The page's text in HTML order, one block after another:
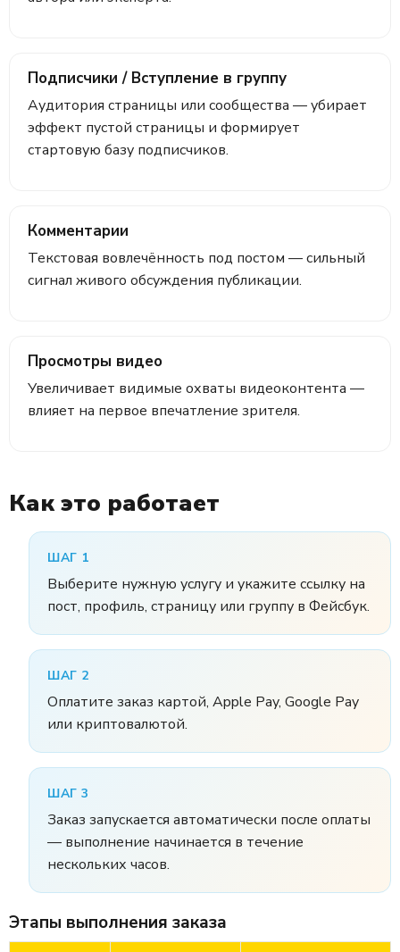
Подписчики / Вступление в группу
Аудитория страницы или сообщества — убирает
эффект пустой страницы и формирует
стартовую базу подписчиков.
Комментарии
Текстовая вовлечённость под постом — сильный
сигнал живого обсуждения публикации.
Просмотры видео
Увеличивает видимые охваты видеоконтента —
влияет на первое впечатление зрителя.
Как это работает
ШАГ 1
Выберите нужную услугу и укажите ссылку на
пост, профиль, страницу или группу в Фейсбук.
ШАГ 2
Оплатите заказ картой, Apple Pay, Google Pay
или криптовалютой.
ШАГ 3
Заказ запускается автоматически после оплаты
— выполнение начинается в течение
нескольких часов.
Этапы выполнения заказа